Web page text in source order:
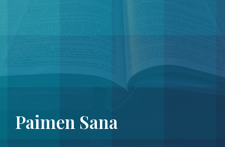
Paimen Sana